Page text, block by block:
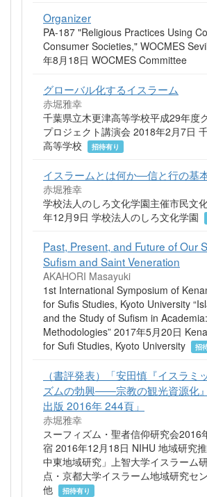
Organizer
PA-187 "Religious Practices Using
Consumer Societies," WOCMES
年8月18日 WOCMES Committee
グローバル化するイスラーム
赤堀雅幸
千葉県立木更津高等学校平成29年度
プロジェクト講演会 2018年2月7日
高等学校
招待有り
イスラームとは何か―信と行の基
赤堀雅幸
学校法人のしろ文化学園主催市民文
年12月9日 学校法人のしろ文化学園
Past, Present, and Future of Our
Sufism and Saint Veneration
AKAHORI Masayuki
1st International Symposium of
for Sufis Studies, Kyoto University
and the Study of Sufism in
Methodologies” 2017年5月20日
for Sufi Studies, Kyoto University
招
（書評発表）「安田慎『イスラミ
ズムの勃興――宗教の観光資源化
出版 2016年 244頁」
赤堀雅幸
スーフィズム・聖者信仰研究会2016
宿 2016年12月18日 NIHU 地域研究
中東地域研究」上智大学イスラーム
点・京都大学イスラーム地域研究セ
他
招待有り